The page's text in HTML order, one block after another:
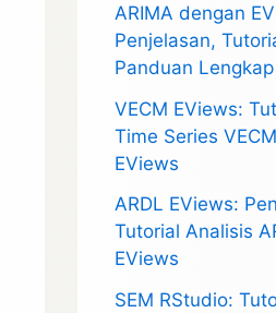
ARIMA dengan
Penjelasan,
Panduan Lengkap
VECM EViews:
Time Series
EViews
ARDL EViews:
Tutorial Analisis
EViews
SEM RStudio: